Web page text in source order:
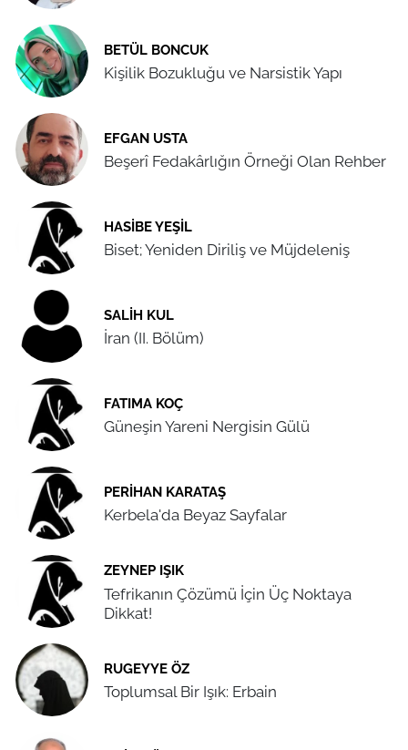
BETÜL BONCUK
Kişilik Bozukluğu ve Narsistik Yapı
EFGAN USTA
Beşerî Fedakârlığın Örneği Olan Rehber
HASIBE YEŞIL
Biset; Yeniden Diriliş ve Müjdeleniş
SALIH KUL
İran (II. Bölüm)
FATIMA KOÇ
Güneşin Yareni Nergisin Gülü
PERIHAN KARATAŞ
Kerbela'da Beyaz Sayfalar
ZEYNEP IŞIK
Tefrikanın Çözümü İçin Üç Noktaya
Dikkat!
RUGEYYE ÖZ
Toplumsal Bir Işık: Erbain